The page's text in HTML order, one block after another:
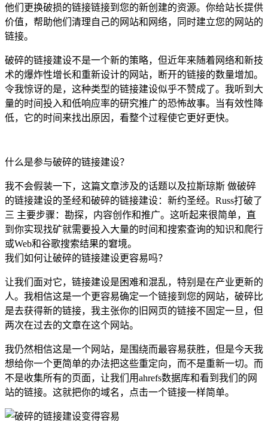
他们更换破损的链接链接到您的新创建的资源。你给站长提供
价值，帮助他们清理自己的网站和网络，同时建立您的网站的
链接。
破碎的链接建设不是一个新的策略，但近年来随着网络和新技
术的爆炸性增长和重新设计的网站，断开的链接的数量增加。
令我惊讶的是，这种类型的链接建设似乎不赞成了。我听到大
量的时间投入和低响应率的研究推广的恐怖故事。当有效性降
低，它的时间来找出原因，看整个过程使它更好更快。
什么是参与破碎的链接建设？
我不会假装一下，这篇文章涉及的话题以及拉斯琼斯 做破碎
的链接建设的圣经和破碎的链接建设：新约圣经。Russ打破了
三 主要步骤：勘探，内容创作和推广。这听起来很简单，直
到你实现找矿就需要投入大量的时间和搜索查询的知识和爬行
或Web和谷歌搜索结果的窘境。
我们如何让破碎的链接建设更容易吗？
让我们面对它，链接建设是困难和混乱，特别是在产业更新的
人。我相信这是一个更容易确定一个链接到您的网站，破碎比
是去获得新的链接，我主张你的旧网页的链接不固定一旦，但
两次在过去的文章在这个网站。
我仍然相信这是一个网站，是围绕而最容易获胜，但是今天我
想给你一个更简单的办法把这些重定向，而不是重新一切。而
不是收集所有的页面，让我们用ahrefs数据库和看到我们的网
站的链接。这就把你的域名，点击一个链接一样简单。